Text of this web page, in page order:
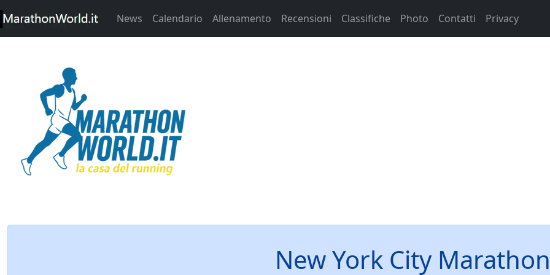
News Calendario Allenamento Recensioni Classifiche Photo Contatti Privacy
New York City Marathon